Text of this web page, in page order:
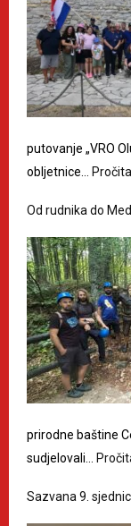
putovanje „VRO
obljetnice…
Od rudnika do
prirodne baštine
sudjelovali…
Sazvana 9.